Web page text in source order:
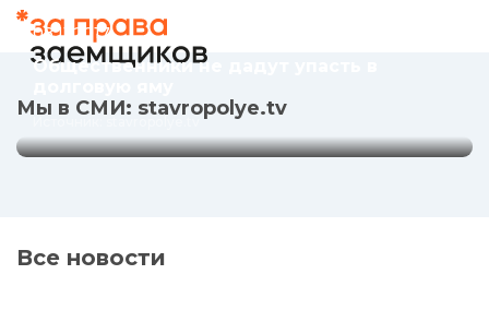
Мы в СМИ: stavropolye.tv
Источник: stavropolye.tv
08.11.2017
Общественники не дадут упасть в
Все новости